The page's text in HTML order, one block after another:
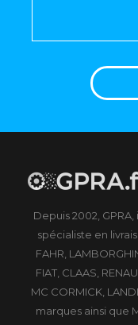
Depuis 2002,
spécialiste en
FAHR,
FIAT, CLAAS,
MC CORMICK,
marques ainsi que